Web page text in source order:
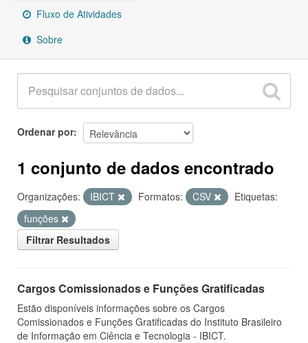
SobreFluxo de Atividades
Sobre
Ordenar por
1 conjunto de dados encontrado
Organizações: IBICT Formatos: CSV
Etiquetas:
funções
Filtrar Resultados
Cargos Comissionados e Funções Gratificadas
Estão disponíveis informações sobre os Cargos
Comissionados e Funções Gratificadas do Instituto Brasileiro
de Informação em Ciência e Tecnologia - IBICT.